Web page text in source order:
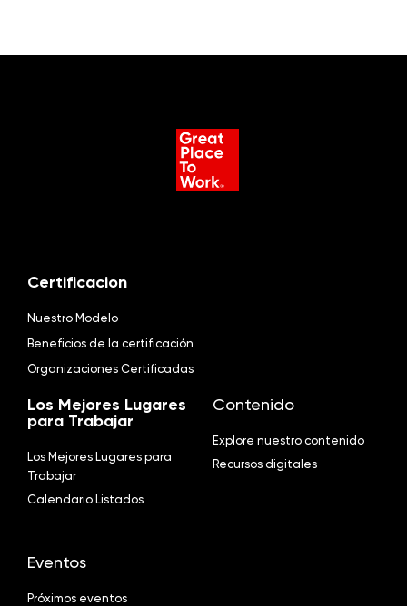
Certificacion
Nuestro Modelo
Beneficios de la certificación
Organizaciones Certificadas
Los Mejores Lugares
para Trabajar
Los Mejores Lugares para
Trabajar
Calendario Listados
Contenido
Explore nuestro contenido
Recursos digitales
Eventos
Próximos eventos